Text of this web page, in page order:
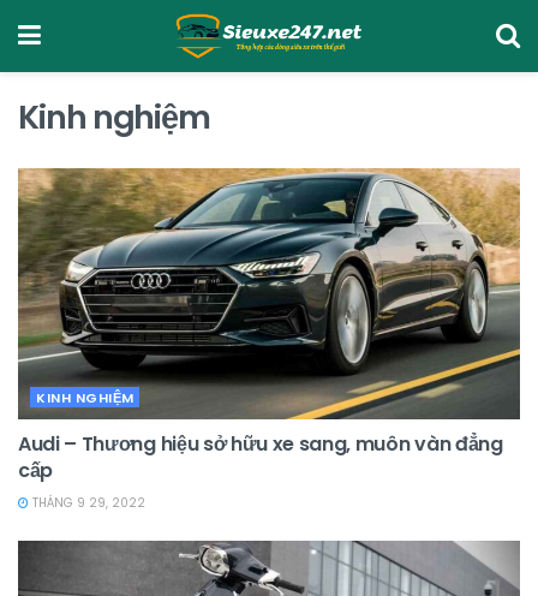
Kinh nghiệm
KINH NGHIỆM
Audi – Thương hiệu sở hữu xe sang, muôn vàn đẳng
cấp
THÁNG 9 29, 2022